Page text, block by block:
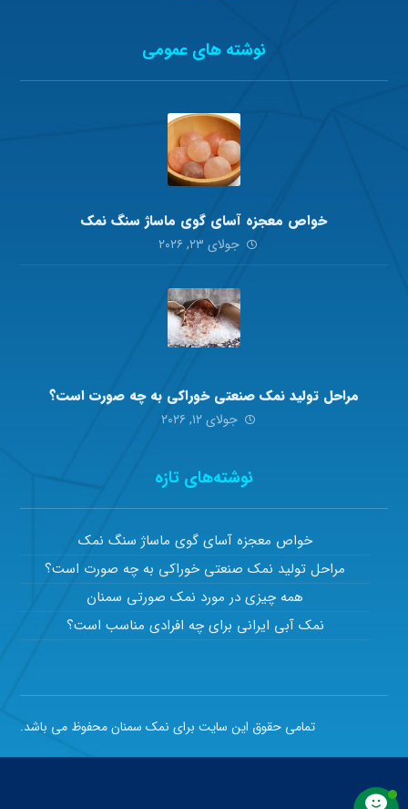
نوشته های عمومی
خواص معجزه آسای گوی ماساژ سنگ نمک
جولای ۲۳, ۲۰۲۶
مراحل تولید نمک صنعتی خوراکی به چه صورت است؟
جولای ۱۲, ۲۰۲۶
نوشته‌های تازه
خواص معجزه آسای گوی ماساژ سنگ نمک
مراحل تولید نمک صنعتی خوراکی به چه صورت است؟
همه چیزی در مورد نمک صورتی سمنان
نمک آبی ایرانی برای چه افرادی مناسب است؟
تمامی حقوق این سایت برای نمک سمنان محفوظ می باشد.